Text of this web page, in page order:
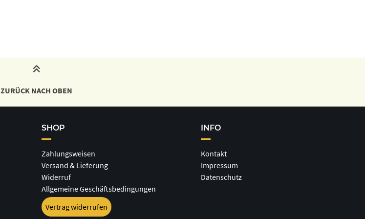
ZURÜCK NACH OBEN
SHOP
Zahlungsweisen
Versand & Lieferung
Widerruf
Allgemeine Geschäftsbedingungen
Vertrag widerrufen
INFO
Kontakt
Impressum
Datenschutz